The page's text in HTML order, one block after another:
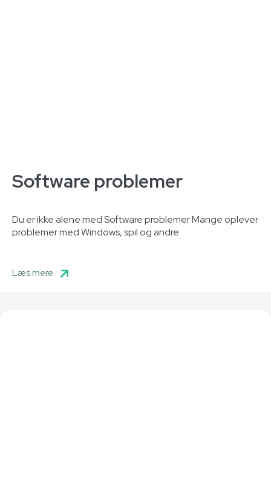
Software problemer
Du er ikke alene med Software problemer Mange oplever
problemer med Windows, spil og andre
Læs mere